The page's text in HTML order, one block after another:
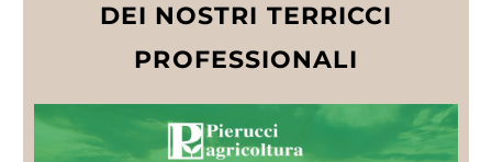
DEI NOSTRI TERRICCI
PROFESSIONALI